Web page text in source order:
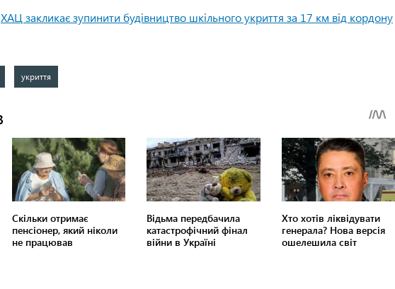
ХАЦ закликає зупинити будівництво шкільного укриття за 17 км від кордону
укриття